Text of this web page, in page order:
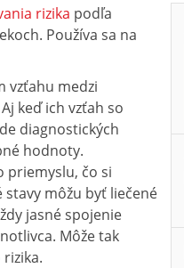
rizika podľa
Používa sa na
vzťahu medzi
keď ich vzťah so
diagnostických
hodnoty.
priemyslu, čo si
môžu byť liečené
jasné spojenie
Môže tak